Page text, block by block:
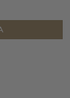
wygodne